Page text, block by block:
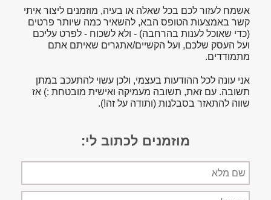
אשמח לעזור לכם בכל שאלה או בעיה, מוזמנים ליצור איתי
קשר באמצעות הטופס הבא, להשאיר כמה שיותר פרטים
(כדי שאוכל לענות בהרחבה) - ולא לשכוח - לפרט עליכם
ועל העסק שלכם, ועל הקשיים/אתגרים שאיתם אתם
מתמודדים.
אני עונה לכל ההודעות בעצמי, ולכן עשוי להתעכב במתן
תשובה. עם זאת, תשובה מעמיקה ואישית מובטחת :) אז
שווה להתאזר בסבלנות (ותודה על זה!).
מוזמנים לכתוב לי:
מלא